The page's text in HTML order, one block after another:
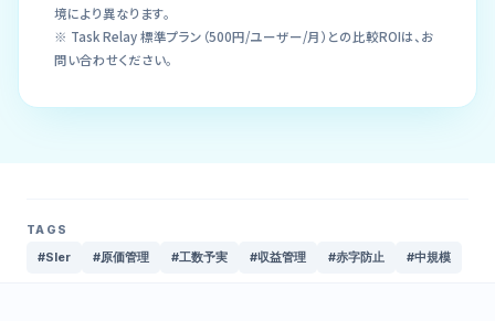
境により異なります。
※ Task Relay 標準プラン（500円/ユーザー/月）との比較ROIは、お
問い合わせください。
TAGS
#SIer #原価管理 #工数予実 #収益管理 #赤字防止 #中規模